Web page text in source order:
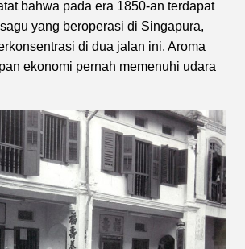
bahwa pada era 1850-an terdapat
yang beroperasi di Singapura,
di dua jalan ini. Aroma
ekonomi pernah memenuhi udara